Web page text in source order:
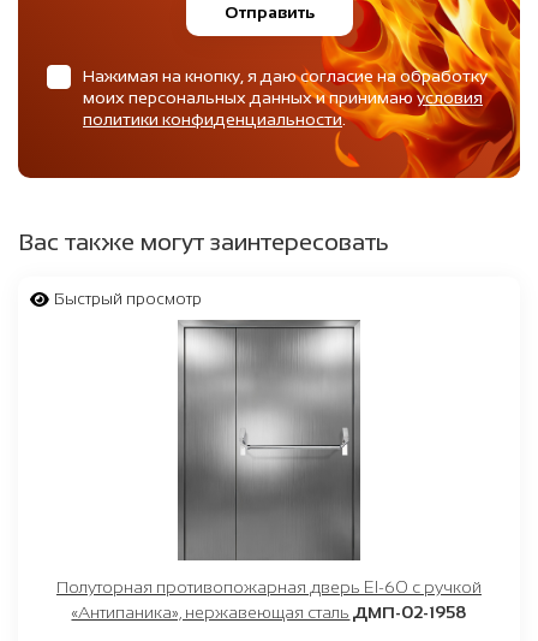
Отправить
Нажимая на кнопку, я даю согласие на обработку
моих персональных данных и принимаюусловия
политики конфиденциальности.
Вас также могут заинтересовать
Быстрый просмотр
Полуторная противопожарная дверь EI-60 с ручкой
«Антипаника», нержавеющая сталь ДМП-02-1958